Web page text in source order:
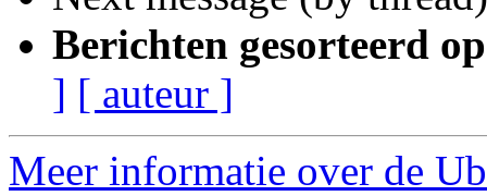
Berichten gesorteerd
] [ auteur ]
Meer informatie over de